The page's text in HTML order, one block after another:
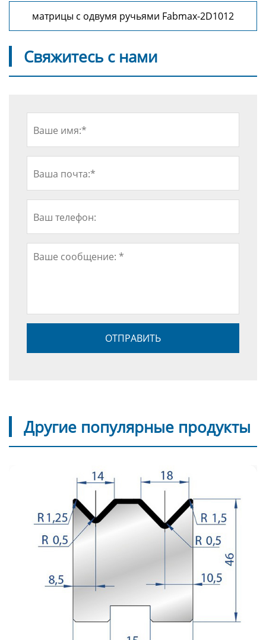
матрицы с одвумя ручьями Fabmax-2D1012
Свяжитесь с нами
Другие популярные продукты